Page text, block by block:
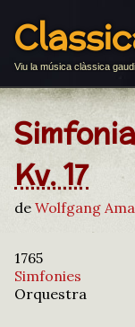
Viu la música clàssica
Kv. 17
de Wolfgang
1765
Simfonies
Orquestra